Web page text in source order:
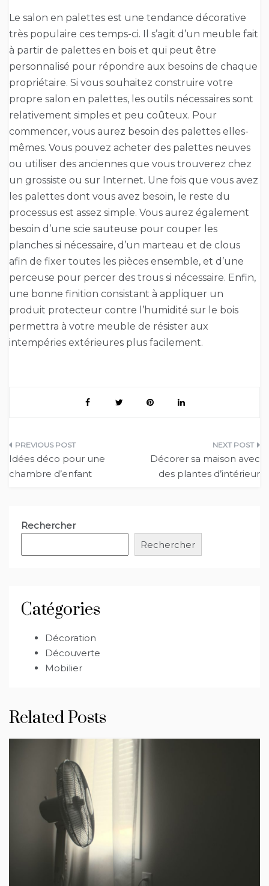
Le salon en palettes est une tendance décorative
très populaire ces temps-ci. Il s’agit d’un meuble fait
à partir de palettes en bois et qui peut être
personnalisé pour répondre aux besoins de chaque
propriétaire. Si vous souhaitez construire votre
propre salon en palettes, les outils nécessaires sont
relativement simples et peu coûteux. Pour
commencer, vous aurez besoin des palettes elles-
mêmes. Vous pouvez acheter des palettes neuves
ou utiliser des anciennes que vous trouverez chez
un grossiste ou sur Internet. Une fois que vous avez
les palettes dont vous avez besoin, le reste du
processus est assez simple. Vous aurez également
besoin d’une scie sauteuse pour couper les
planches si nécessaire, d’un marteau et de clous
afin de fixer toutes les pièces ensemble, et d’une
perceuse pour percer des trous si nécessaire. Enfin,
une bonne finition consistant à appliquer un
produit protecteur contre l’humidité sur le bois
permettra à votre meuble de résister aux
intempéries extérieures plus facilement.
Navigation
de
Idées déco pour une
chambre d’enfant
Décorer sa maison avec
des plantes d’intérieur
Rechercher
Rechercher
Catégories
Décoration
Découverte
Mobilier
Related Posts